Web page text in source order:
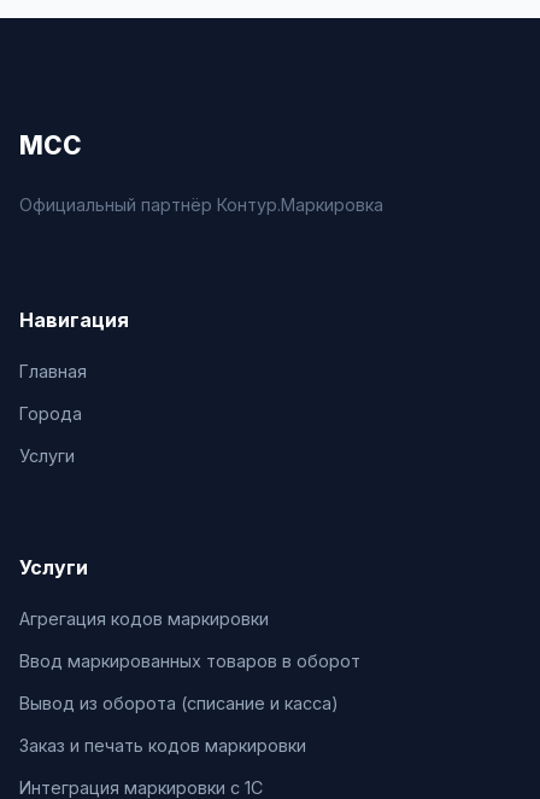
МСС
Официальный партнёр Контур.Маркировка
Навигация
Главная
Города
Услуги
Услуги
Агрегация кодов маркировки
Ввод маркированных товаров в оборот
Вывод из оборота (списание и касса)
Заказ и печать кодов маркировки
Интеграция маркировки с 1С